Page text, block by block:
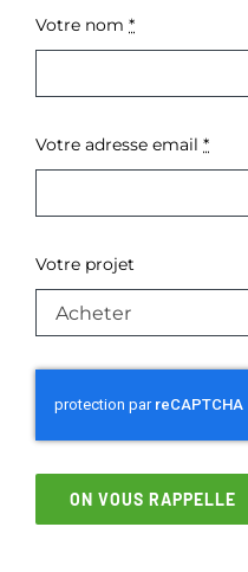
Votre nom *
Votre adresse email *
Votre projet
ON VOUS RAPPELLE